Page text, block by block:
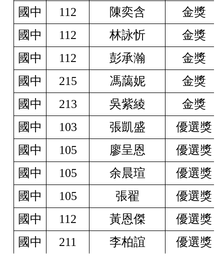
國中
112 陳奕含
金獎
國中
112 林詠忻
金獎
國中
112 彭承瀚
金獎
國中
215 馮藹妮
金獎
國中
213 吳紫綾
金獎
國中
103 張凱盛
優選獎
國中
105 廖呈恩
優選獎
國中
105 余晨瑄
優選獎
國中
105 張翟
優選獎
國中
112 黃恩傑
優選獎
國中
211 李柏誼 優選獎